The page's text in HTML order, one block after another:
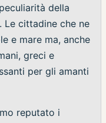
della
Le cittadine che ne
e mare ma, anche
greci e
per gli amanti
reputato i